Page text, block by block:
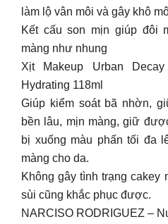
làm lộ vân môi và gây khô
Kết cấu son mịn giúp đôi
màng như nhung
Xịt Makeup Urban
Hydrating 118ml
Giúp kiểm soát bã nhờn,
bền lâu, mịn màng, giữ
bị xuống màu phấn tối đa
màng cho da.
Không gây tình trạng cakey
sùi cũng khắc phục được.
NARCISO RODRIGUEZ –